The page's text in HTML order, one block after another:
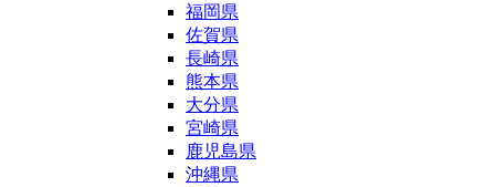
福岡県
佐賀県
長崎県
熊本県
大分県
宮崎県
鹿児島県
沖縄県